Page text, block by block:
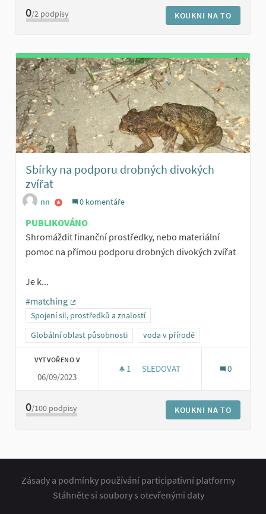
0/2 podpisy KOUKNI NA TO
Sbírky na podporu drobných divokých
zvířat
nn 0 komentáře
PUBLIKOVÁNO
Shromáždit finanční prostředky, nebo materiální
pomoc na přímou podporu drobných divokých zvířat
Je k...
#matching
(Externí odkaz)
Spojení sil, prostředků a znalostí
Globální oblast působnosti
voda v přírodě
VYTVOŘENO V
06/09/2023
1 1 SLEDUJÍCÍ
SLEDOVAT 0
0/100 podpisy KOUKNI NA TO
Zásady a podmínky používání participativní platformy
Stáhněte si soubory s otevřenými daty